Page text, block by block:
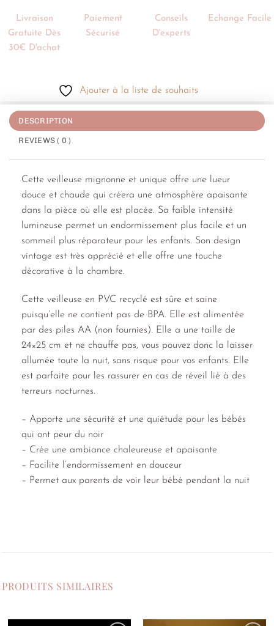
Livraison
Gratuite Dès
30€ D'achat
Paiement
Sécurisé
Conseils
D'experts
Echange Facile
Ajouter à la liste de souhaits
DESCRIPTION
REVIEWS ( 0 )
Cette veilleuse mignonne et unique offre une lueur
douce et chaude qui créera une atmosphère apaisante
dans la pièce où elle est placée. Sa faible intensité
lumineuse permet un endormissement plus facile et un
sommeil plus réparateur pour les enfants. Son design
vintage est très apprécié et elle offre une touche
décorative à la chambre.
Cette veilleuse en PVC recyclé est sûre et saine
puisqu’elle ne contient pas de BPA. Elle est alimentée
par des piles AA (non fournies). Elle a une taille de
24×25 cm et ne chauffe pas, vous pouvez donc la laisser
allumée toute la nuit, sans risque pour vos enfants. Elle
est parfaite pour les rassurer en cas de réveil lié à des
terreurs nocturnes.
– Apporte une sécurité et une quiétude pour les bébés
qui ont peur du noir
– Crée une ambiance chaleureuse et apaisante
– Facilite l’endormissement en douceur
– Permet aux parents de voir leur bébé pendant la nuit
PRODUITS SIMILAIRES